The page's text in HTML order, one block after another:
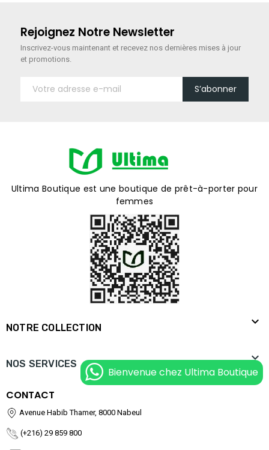
Rejoignez Notre Newsletter
Inscrivez-vous maintenant et recevez nos dernières mises à jour
et promotions.
S’abonner
Ultima Boutique est une boutique de prêt-à-porter pour
femmes
NOTRE COLLECTION 
NOS SERVICES 
CONTACT
Avenue Habib Thamer, 8000 Nabeul
(+216) 29 859 800
Bienvenue chez Ultima Boutique